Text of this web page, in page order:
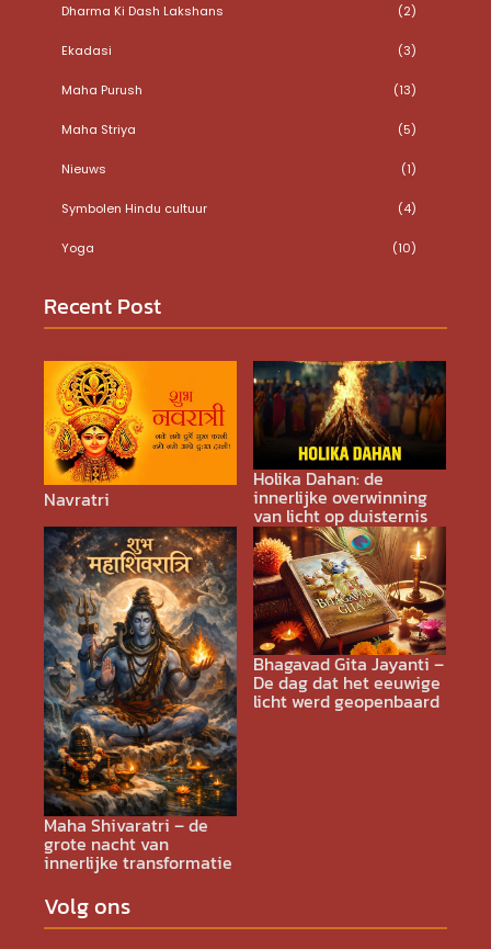
Dharma Ki Dash Lakshans (2)
Ekadasi (3)
Maha Purush (13)
Maha Striya (5)
Nieuws (1)
Symbolen Hindu cultuur (4)
Yoga (10)
Recent Post
Navratri
Holika Dahan: de
innerlijke overwinning
van licht op duisternis
Maha Shivaratri – de
grote nacht van
innerlijke transformatie
Bhagavad Gita Jayanti –
De dag dat het eeuwige
licht werd geopenbaard
Volg ons